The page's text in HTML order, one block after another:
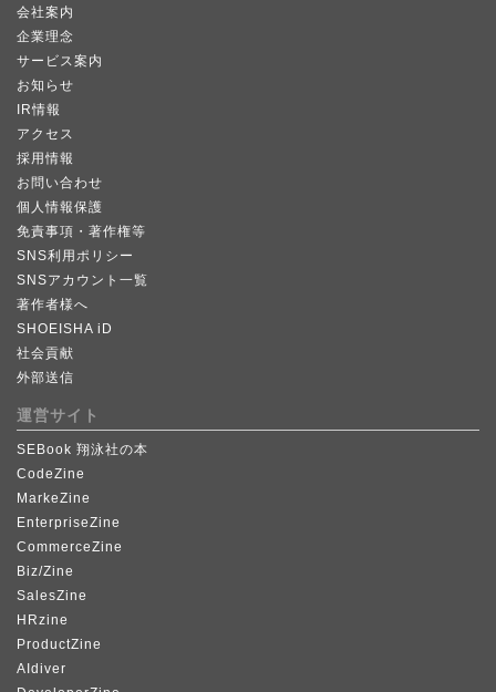
会社案内
企業理念
サービス案内
お知らせ
IR情報
アクセス
採用情報
お問い合わせ
個人情報保護
免責事項・著作権等
SNS利用ポリシー
SNSアカウント一覧
著作者様へ
SHOEISHA iD
社会貢献
外部送信
運営サイト
SEBook 翔泳社の本
CodeZine
MarkeZine
EnterpriseZine
CommerceZine
Biz/Zine
SalesZine
HRzine
ProductZine
AIdiver